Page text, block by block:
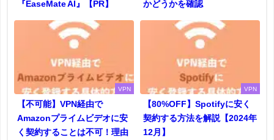
『EaseMate AI』【PR】
かどうかを確認
VPN
【不可能】VPN経由で
Amazonプライムビデオに安
く契約することは不可！理由
VPN
【80%OFF】Spotifyに安く
契約する方法を解説【2024年
12月】